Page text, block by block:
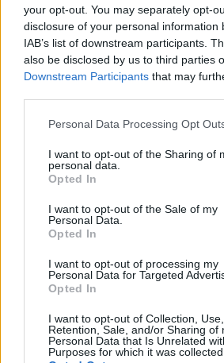
your opt-out. You may separately opt-
disclosure of your personal information
IAB’s list of downstream participants.
also be disclosed by us to third parties
Downstream Participants that may
Please note that this website/app uses
not limited to your visit or usage
grant or deny consent to Google and
use your data for below specified
consent section.
Personal Data Processing Opt
I want to opt-out of the Sharing of
personal data.
Opted In
I want to opt-out of the Sale of my
Personal Data.
Opted In
I want to opt-out of processing my
Personal Data for Targeted
Opted In
I want to opt-out of Collection, Use,
Retention, Sale, and/or Sharing of
Personal Data that Is Unrelated
Purposes for which it was collected.
Binance é uma bolsa de criptomoeda
iniciada na China, mas depois
de Malta, amigável à criptografia, na
popular por seus serviços de troca
criptografia. Binance explodiu em
e desde então se tornou a maior
Gate.io
Gate.io é uma bolsa de criptomoeda
2017. A troca está disponível em
fator de venda da Gate.io é sua ampla
negociação. Você pode encontrar a
altcoins aqui. Gate.io também
negociação impressionante. Quase